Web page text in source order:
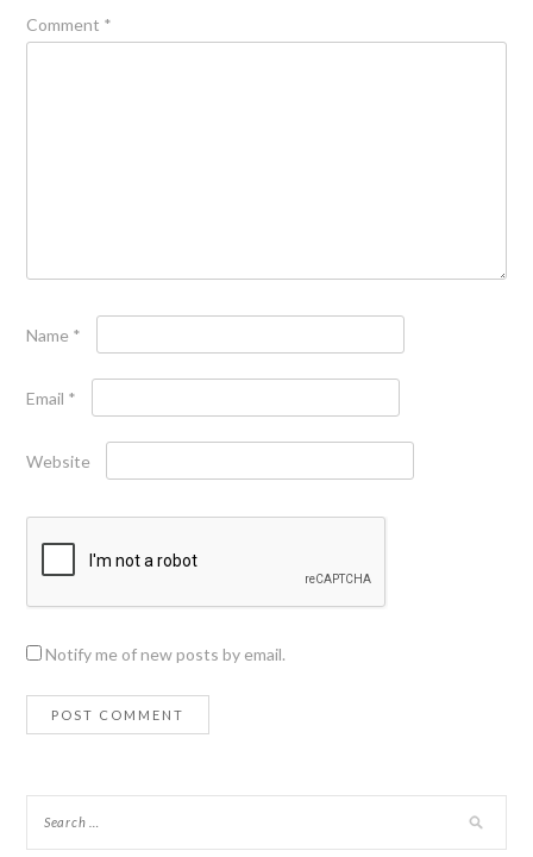
Comment *
Name *
Email *
Website
Notify me of new posts by email.